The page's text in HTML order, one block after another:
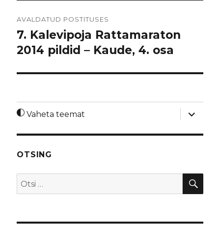
AVALDATUD POSTITUSES
7. Kalevipoja Rattamaraton
2014 pildid – Kaude, 4. osa
Vaheta teemat
laienda
OTSING
Otsi: